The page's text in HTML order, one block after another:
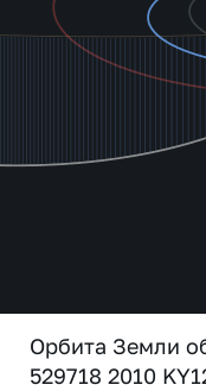
Орбита Земли
529718 2010